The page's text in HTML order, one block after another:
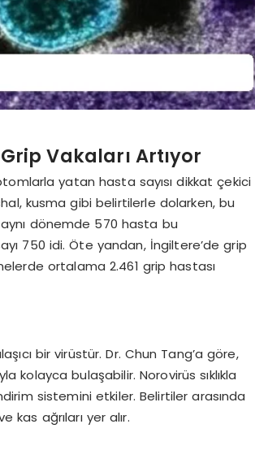
Vakaları Artıyor
yatan hasta sayısı dikkat çekici
kusma gibi belirtilerle dolarken, bu
dönemde 570 hasta bu
750 idi. Öte yandan, İngiltere’de grip
ortalama 2.461 grip hastası
bir virüstür. Dr. Chun Tang’a göre,
kolayca bulaşabilir. Norovirüs sıklıkla
sistemini etkiler. Belirtiler arasında
kas ağrıları yer alır.